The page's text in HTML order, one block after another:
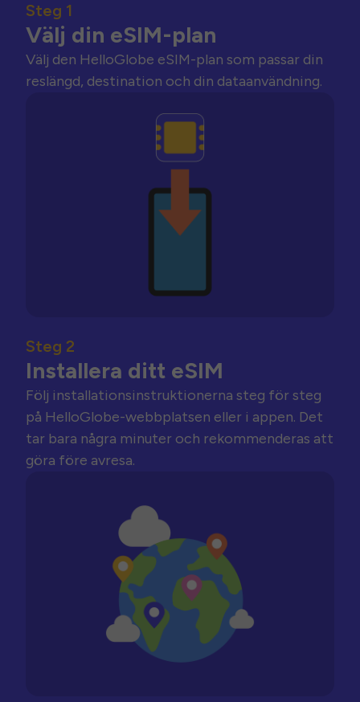
Steg 1
Välj din eSIM-plan
Välj den HelloGlobe eSIM-plan som passar din
reslängd, destination och din dataanvändning.
Steg 2
Installera ditt eSIM
Följ installationsinstruktionerna steg för steg
på HelloGlobe-webbplatsen eller i appen. Det
tar bara några minuter och rekommenderas att
göra före avresa.